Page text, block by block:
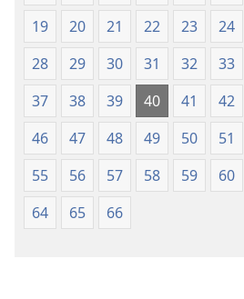
19
20 21 22 23 24
28
29 30 31 32 33
37
38 39 40 41 42
46
47 48 49 50 51
55
56 57 58 59 60
64
65 66